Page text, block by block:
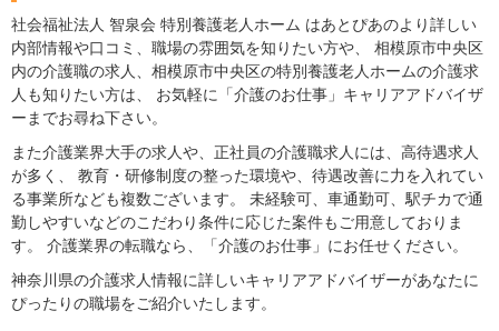
社会福祉法人 智泉会 特別養護老人ホーム はあとぴあのより詳しい
内部情報や口コミ、職場の雰囲気を知りたい方や、 相模原市中央区
内の介護職の求人、相模原市中央区の特別養護老人ホームの介護求
人も知りたい方は、 お気軽に「介護のお仕事」キャリアアドバイザ
ーまでお尋ね下さい。
また介護業界大手の求人や、正社員の介護職求人には、高待遇求人
が多く、 教育・研修制度の整った環境や、待遇改善に力を入れてい
る事業所なども複数ございます。 未経験可、車通勤可、駅チカで通
勤しやすいなどのこだわり条件に応じた案件もご用意しておりま
す。 介護業界の転職なら、「介護のお仕事」にお任せください。
神奈川県の介護求人情報に詳しいキャリアアドバイザーがあなたに
ぴったりの職場をご紹介いたします。